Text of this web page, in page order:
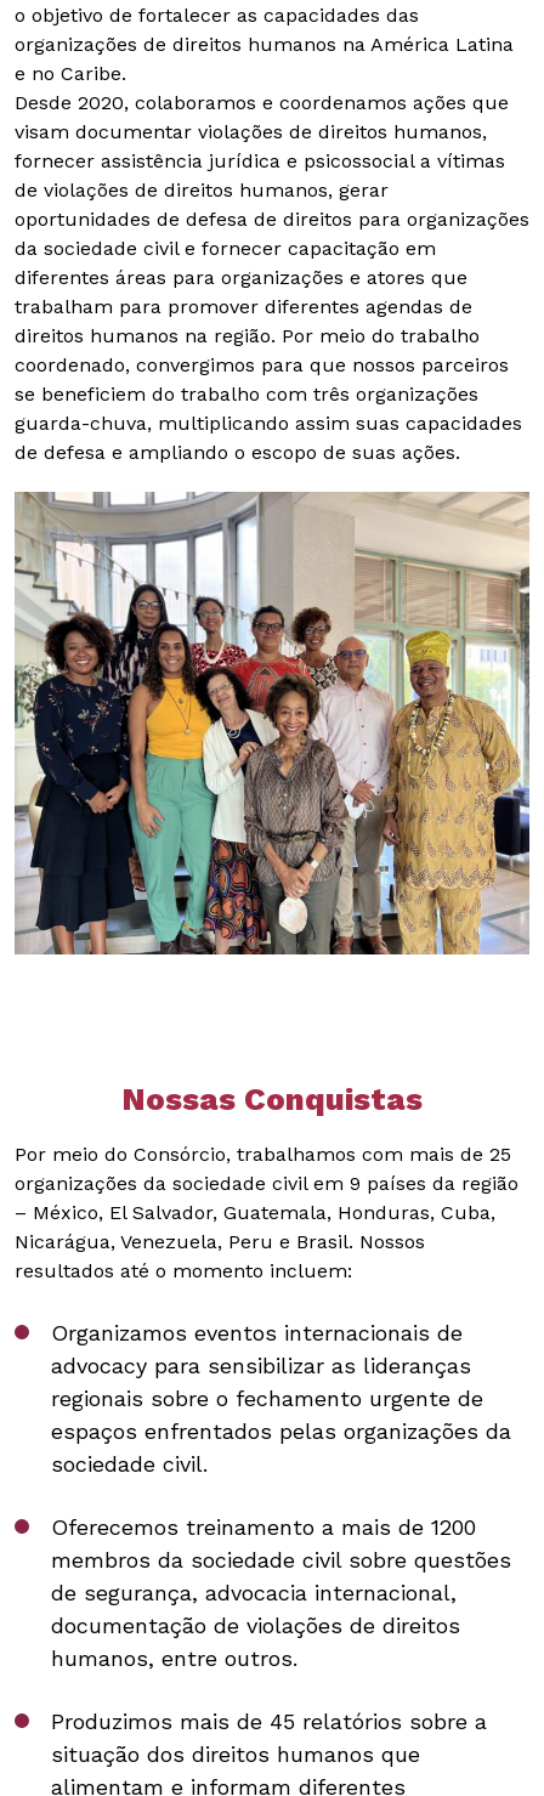
o objetivo de fortalecer as capacidades das
organizações de direitos humanos na América Latina
e no Caribe.
Desde 2020, colaboramos e coordenamos ações que
visam documentar violações de direitos humanos,
fornecer assistência jurídica e psicossocial a vítimas
de violações de direitos humanos, gerar
oportunidades de defesa de direitos para organizações
da sociedade civil e fornecer capacitação em
diferentes áreas para organizações e atores que
trabalham para promover diferentes agendas de
direitos humanos na região. Por meio do trabalho
coordenado, convergimos para que nossos parceiros
se beneficiem do trabalho com três organizações
guarda-chuva, multiplicando assim suas capacidades
de defesa e ampliando o escopo de suas ações.
Nossas Conquistas
Por meio do Consórcio, trabalhamos com mais de 25
organizações da sociedade civil em 9 países da região
– México, El Salvador, Guatemala, Honduras, Cuba,
Nicarágua, Venezuela, Peru e Brasil. Nossos
resultados até o momento incluem:
Organizamos eventos internacionais de
advocacy para sensibilizar as lideranças
regionais sobre o fechamento urgente de
espaços enfrentados pelas organizações da
sociedade civil.
Oferecemos treinamento a mais de 1200
membros da sociedade civil sobre questões
de segurança, advocacia internacional,
documentação de violações de direitos
humanos, entre outros.
Produzimos mais de 45 relatórios sobre a
situação dos direitos humanos que
alimentam e informam diferentes